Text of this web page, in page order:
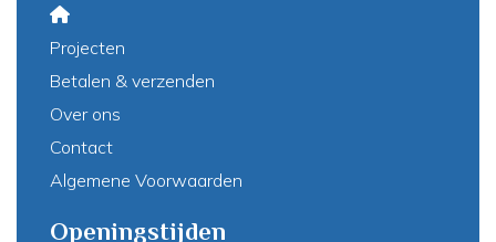
Projecten
Betalen & verzenden
Over ons
Contact
Algemene Voorwaarden
Openingstijden